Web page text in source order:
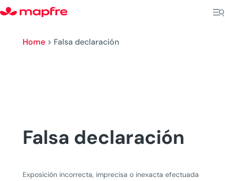
Home> Falsa declaración
Falsa declaración
Exposición incorrecta, imprecisa o inexacta efectuada